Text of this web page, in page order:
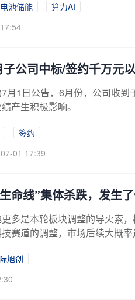
池储能
算力AI
公司中标/签约千万元
月1日公告，6月份，公司收
产生积极影响。
签约
07-01 17:39
命线”集体杀跌，发生
多是本轮板块调整的导火索
赛道的调整，市场后续大概
旭创